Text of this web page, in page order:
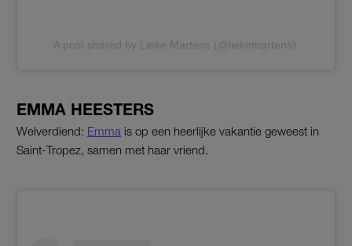
A post shared by Lieke Martens (@liekemartens)
EMMA HEESTERS
Welverdiend: Emma is op een heerlijke vakantie geweest in
Saint-Tropez, samen met haar vriend.